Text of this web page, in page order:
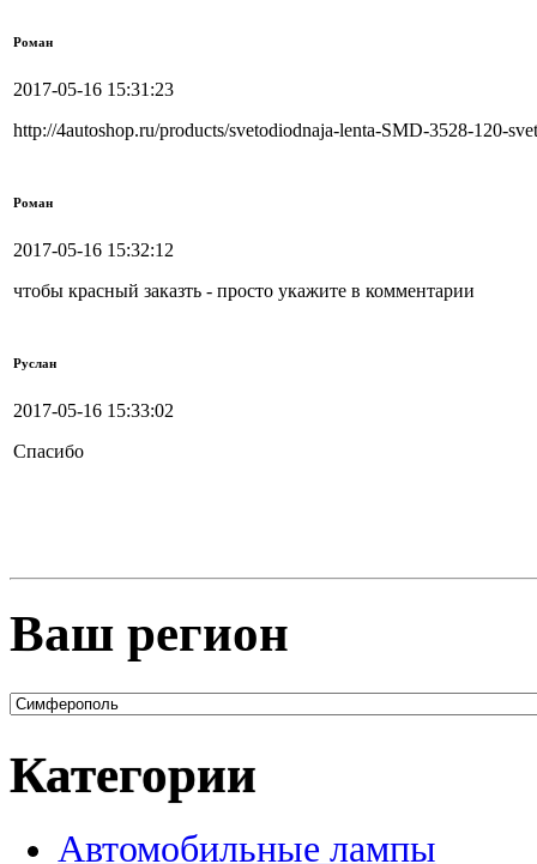
Роман
2017-05-16 15:31:23
http://4autoshop.ru/products/svetodiodnaja-lenta-SMD-3528-120-
Роман
2017-05-16 15:32:12
чтобы красный заказть - просто укажите в комментарии
Руслан
2017-05-16 15:33:02
Спасибо
Ваш регион
Категории
Автомобильные лампы